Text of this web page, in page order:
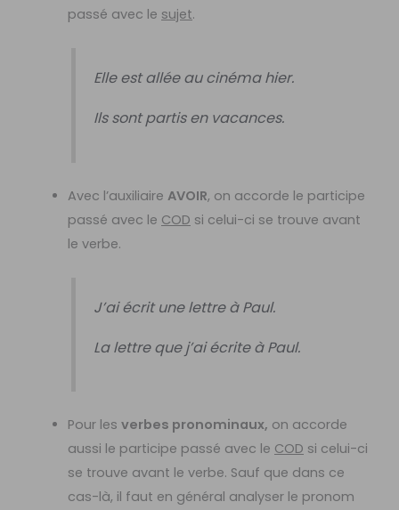
passé avec le sujet.
Elle est allée au cinéma hier.
Ils sont partis en vacances.
Avec l’auxiliaire AVOIR, on accorde le participe
passé avec le COD si celui-ci se trouve avant
le verbe.
J’ai écrit une lettre à Paul.
La lettre que j’ai écrite à Paul.
Pour les verbes pronominaux, on accorde
aussi le participe passé avec le COD si celui-ci
se trouve avant le verbe. Sauf que dans ce
cas-là, il faut en général analyser le pronom